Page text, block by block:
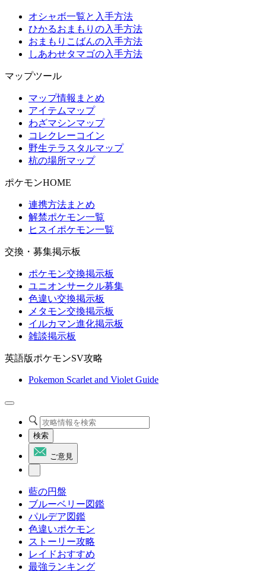
オシャボ一覧と入手方法
ひかるおまもりの入手方法
おまもりこばんの入手方法
しあわせタマゴの入手方法
マップツール
マップ情報まとめ
アイテムマップ
わざマシンマップ
コレクレーコイン
野生テラスタルマップ
杭の場所マップ
ポケモンHOME
連携方法まとめ
解禁ポケモン一覧
ヒスイポケモン一覧
交換・募集掲示板
ポケモン交換掲示板
ユニオンサークル募集
色違い交換掲示板
メタモン交換掲示板
イルカマン進化掲示板
雑談掲示板
英語版ポケモンSV攻略
Pokemon Scarlet and Violet Guide
検索
ご意見
藍の円盤
ブルーベリー図鑑
パルデア図鑑
色違いポケモン
ストーリー攻略
レイドおすすめ
最強ランキング